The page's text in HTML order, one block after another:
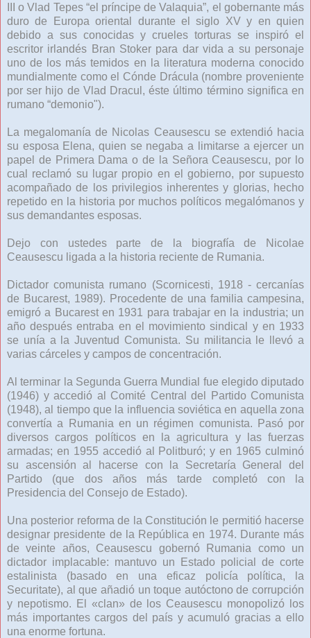
III o Vlad Tepes “el príncipe de Valaquia”, el gobernante más
duro de Europa oriental durante el siglo XV y en quien
debido a sus conocidas y crueles torturas se inspiró el
escritor irlandés Bran Stoker para dar vida a su personaje
uno de los más temidos en la literatura moderna conocido
mundialmente como el Cónde Drácula (nombre proveniente
por ser hijo de Vlad Dracul, éste último término significa en
rumano “demonio").
La megalomanía de Nicolas Ceausescu se extendió hacia
su esposa Elena, quien se negaba a limitarse a ejercer un
papel de Primera Dama o de la Señora Ceausescu, por lo
cual reclamó su lugar propio en el gobierno, por supuesto
acompañado de los privilegios inherentes y glorias, hecho
repetido en la historia por muchos políticos megalómanos y
sus demandantes esposas.
Dejo con ustedes parte de la biografía de Nicolae
Ceausescu ligada a la historia reciente de Rumania.
Dictador comunista rumano (Scornicesti, 1918 - cercanías
de Bucarest, 1989). Procedente de una familia campesina,
emigró a Bucarest en 1931 para trabajar en la industria; un
año después entraba en el movimiento sindical y en 1933
se unía a la Juventud Comunista. Su militancia le llevó a
varias cárceles y campos de concentración.
Al terminar la Segunda Guerra Mundial fue elegido diputado
(1946) y accedió al Comité Central del Partido Comunista
(1948), al tiempo que la influencia soviética en aquella zona
convertía a Rumania en un régimen comunista. Pasó por
diversos cargos políticos en la agricultura y las fuerzas
armadas; en 1955 accedió al Politburó; y en 1965 culminó
su ascensión al hacerse con la Secretaría General del
Partido (que dos años más tarde completó con la
Presidencia del Consejo de Estado).
Una posterior reforma de la Constitución le permitió hacerse
designar presidente de la República en 1974. Durante más
de veinte años, Ceausescu gobernó Rumania como un
dictador implacable: mantuvo un Estado policial de corte
estalinista (basado en una eficaz policía política, la
Securitate), al que añadió un toque autóctono de corrupción
y nepotismo. El «clan» de los Ceausescu monopolizó los
más importantes cargos del país y acumuló gracias a ello
una enorme fortuna.